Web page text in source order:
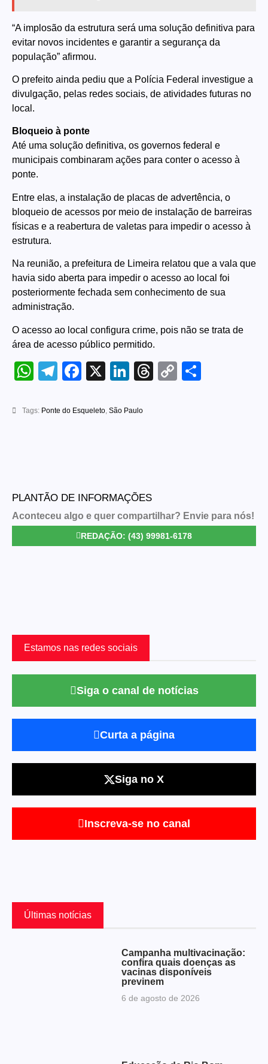
“A implosão da estrutura será uma solução definitiva para
evitar novos incidentes e garantir a segurança da
população” afirmou.
O prefeito ainda pediu que a Polícia Federal investigue a
divulgação, pelas redes sociais, de atividades futuras no
local.
Bloqueio à ponte
Até uma solução definitiva, os governos federal e
municipais combinaram ações para conter o acesso à
ponte.
Entre elas, a instalação de placas de advertência, o
bloqueio de acessos por meio de instalação de barreiras
físicas e a reabertura de valetas para impedir o acesso à
estrutura.
Na reunião, a prefeitura de Limeira relatou que a vala que
havia sido aberta para impedir o acesso ao local foi
posteriormente fechada sem conhecimento de sua
administração.
O acesso ao local configura crime, pois não se trata de
área de acesso público permitido.
WhatsApp
Telegram
Facebook
X LinkedIn
Threads
Copy
Tags: Ponte do Esqueleto São Paulo
PLANTÃO DE INFORMAÇÕES
Aconteceu algo e quer compartilhar? Envie para nós!
REDAÇÃO: (43) 99981-6178
Estamos nas redes sociais
Siga o canal de notícias
Curta a página
Siga no X
Inscreva-se no canal
Últimas notícias
Campanha multivacinação:
confira quais doenças as
vacinas disponíveis
previnem
6 de agosto de 2026